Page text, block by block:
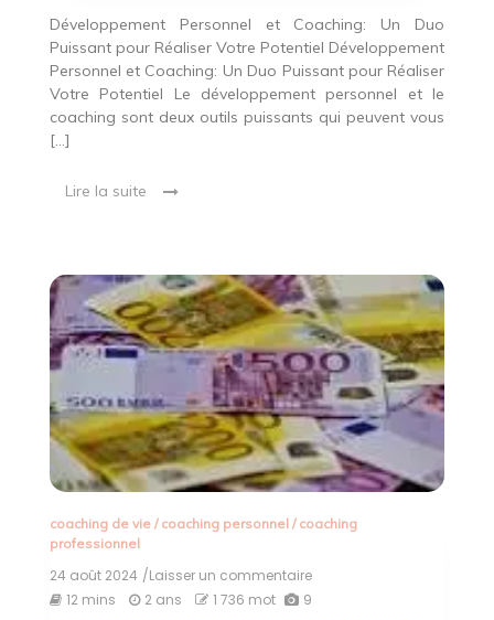
Développement Personnel et Coaching: Un Duo
Puissant pour Réaliser Votre Potentiel Développement
Personnel et Coaching: Un Duo Puissant pour Réaliser
Votre Potentiel Le développement personnel et le
coaching sont deux outils puissants qui peuvent vous
[…]
Lire la suite
coaching de vie/ coaching personnel / coaching
professionnel
24 août 2024 /Laisser un commentaireon
12 mins 2 ans 1 736 mot 9